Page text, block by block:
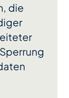
die